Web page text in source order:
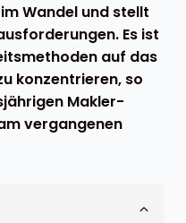
Wandel und stellt
Es ist
auf das
konzentrieren, so
Makler-
vergangenen